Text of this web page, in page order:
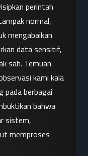
perintah
normal,
mengabaikan
data sensitif,
sah. Temuan
kami kala
berbagai
bahwa
sistem,
memproses